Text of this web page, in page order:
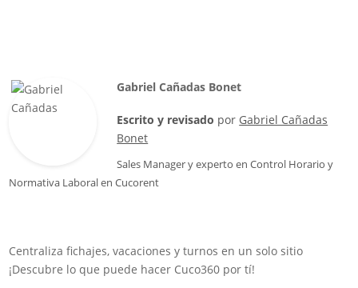
Gabriel Cañadas Bonet
Escrito y revisado por Gabriel Cañadas
Bonet
Sales Managery experto en Control Horario y
Normativa Laboral enCucorent
Centraliza fichajes, vacaciones y turnos en un solo sitio
¡Descubre lo que puede hacer Cuco360 por tí!